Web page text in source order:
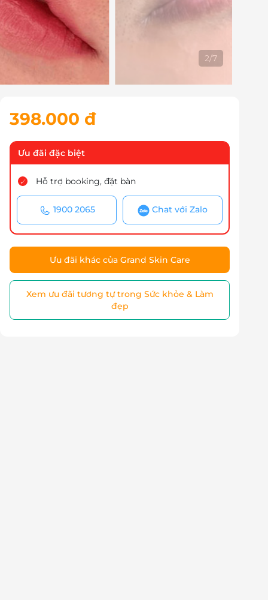
2/7
398.000 đ
Ưu đãi đặc biệt
Hỗ trợ booking, đặt bàn
1900 2065 Chat với Zalo
Ưu đãi khác của Grand Skin Care
Xem ưu đãi tương tự trong Sức khỏe & Làm
đẹp